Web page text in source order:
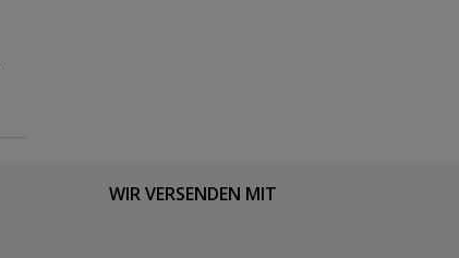
WIR VERSENDEN MIT